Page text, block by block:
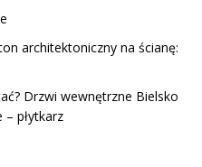
architektoniczny na ścianę:
Drzwi wewnętrzne Bielsko
– płytkarz